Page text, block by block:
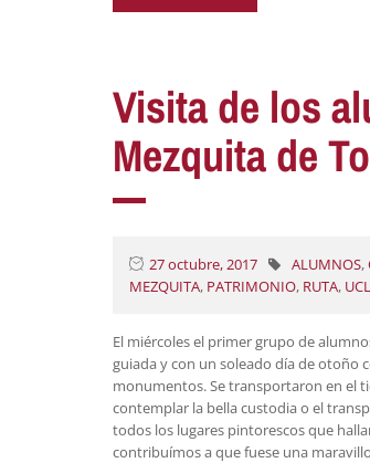
Visita de los
Mezquita de
27 octubre, 2017 ALUMNOS,
MEZQUITA, PATRIMONIO, RUTA,
El miércoles el primer grupo de
guiada y con un soleado día de otoño
monumentos. Se transportaron en el
contemplar la bella custodia o el
todos los lugares pintorescos que
contribuímos a que fuese una